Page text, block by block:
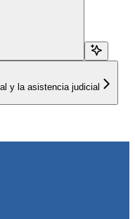
y la asistencia judicial